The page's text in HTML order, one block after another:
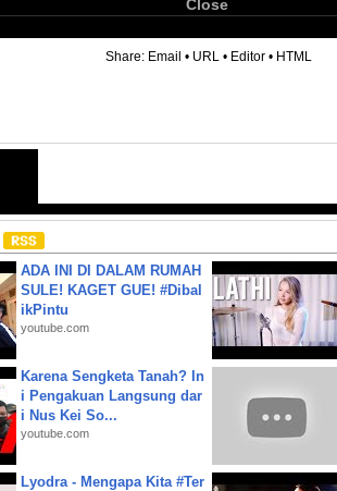
Close
Share: Email • URL • Editor • HTML
ADA INI DI DALAM RUMAH
SULE! KAGET GUE! #Dibal
ikPintu
youtube.com
Karena Sengketa Tanah? In
i Pengakuan Langsung dar
i Nus Kei So...
youtube.com
Lyodra - Mengapa Kita #Ter